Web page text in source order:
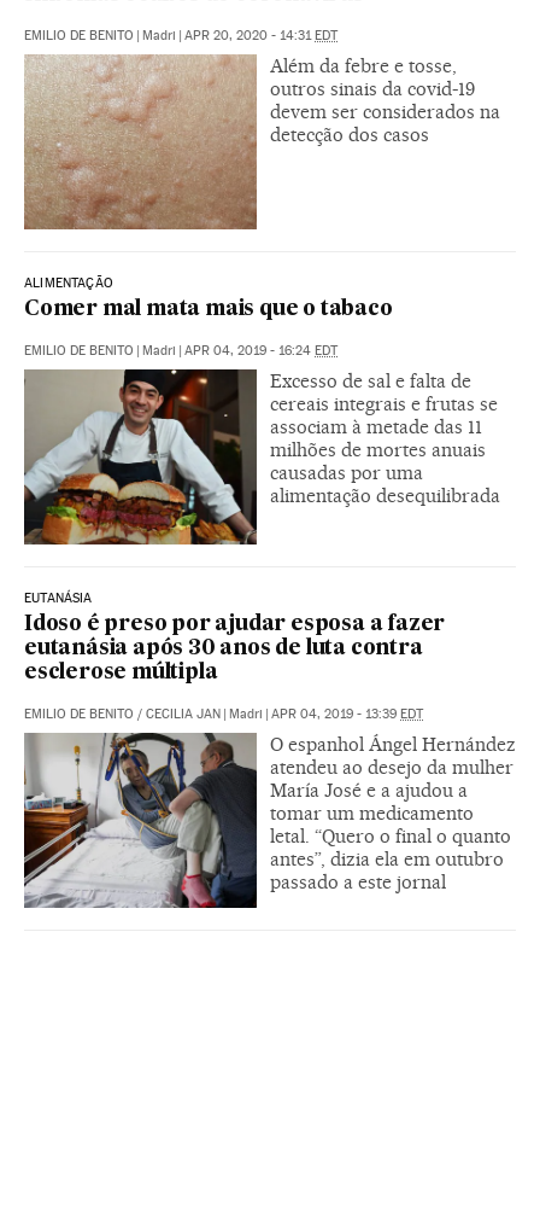
EMILIO DE BENITO | Madri | APR 20, 2020 - 14:31EDT
Além da febre e tosse,
outros sinais da covid-19
devem ser considerados na
detecção dos casos
ALIMENTAÇÃO
Comer mal mata mais que o tabaco
EMILIO DE BENITO | Madri | APR 04, 2019 - 16:24 EDT
Excesso de sal e falta de
cereais integrais e frutas se
associam à metade das 11
milhões de mortes anuais
causadas por uma
alimentação desequilibrada
EUTANÁSIA
Idoso é preso por ajudar esposa a fazer
eutanásia após 30 anos de luta contra
esclerose múltipla
EMILIO DE BENITO / CECILIA JAN | Madri | APR 04, 2019 - 13:39 EDT
O espanhol Ángel Hernández
atendeu ao desejo da mulher
María José e a ajudou a
tomar um medicamento
letal. “Quero o final o quanto
antes”, dizia ela em outubro
passado a este jornal